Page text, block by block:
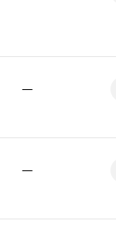
—
—